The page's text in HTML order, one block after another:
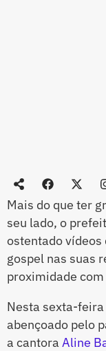
Mais do que ter
seu lado, o
ostentado vídeos
gospel nas suas
proximidade
Nesta sexta-
abençoado pelo
a cantora Aline